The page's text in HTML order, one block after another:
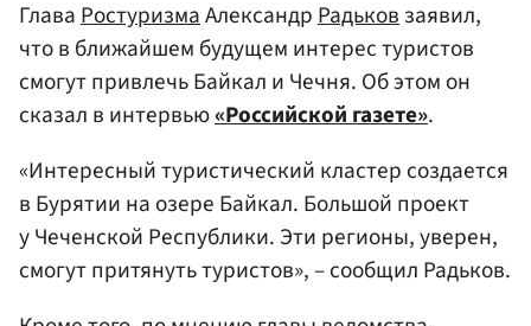
ГлаваРостуризмаАлександрРадьковзаявил,
что в ближайшем будущем интерес туристов
смогут привлечь Байкал и Чечня. Об этом он
сказал в интервью«Российской газете».
«Интересный туристический кластер создается
в Бурятии на озере Байкал. Большой проект
у Чеченской Республики. Эти регионы, уверен,
смогут притянуть туристов», – сообщил Радьков.